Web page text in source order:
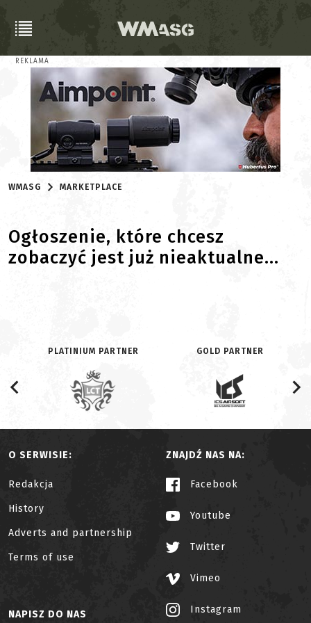
REKLAMA
WMASG MARKETPLACE
Ogłoszenie, które chcesz
zobaczyć jest już nieaktualne...
PLATINIUM PARTNER GOLD PARTNER
O SERWISIE:
Redakcja
History
Adverts and partnership
Terms of use
ZNAJDŹ NAS NA:
Facebook
Youtube
Twitter
Vimeo
Instagram
NAPISZ DO NAS